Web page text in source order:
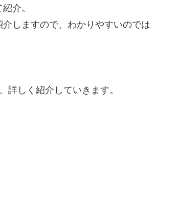
介。
しますので、わかりやすいのでは
詳しく紹介していきます。